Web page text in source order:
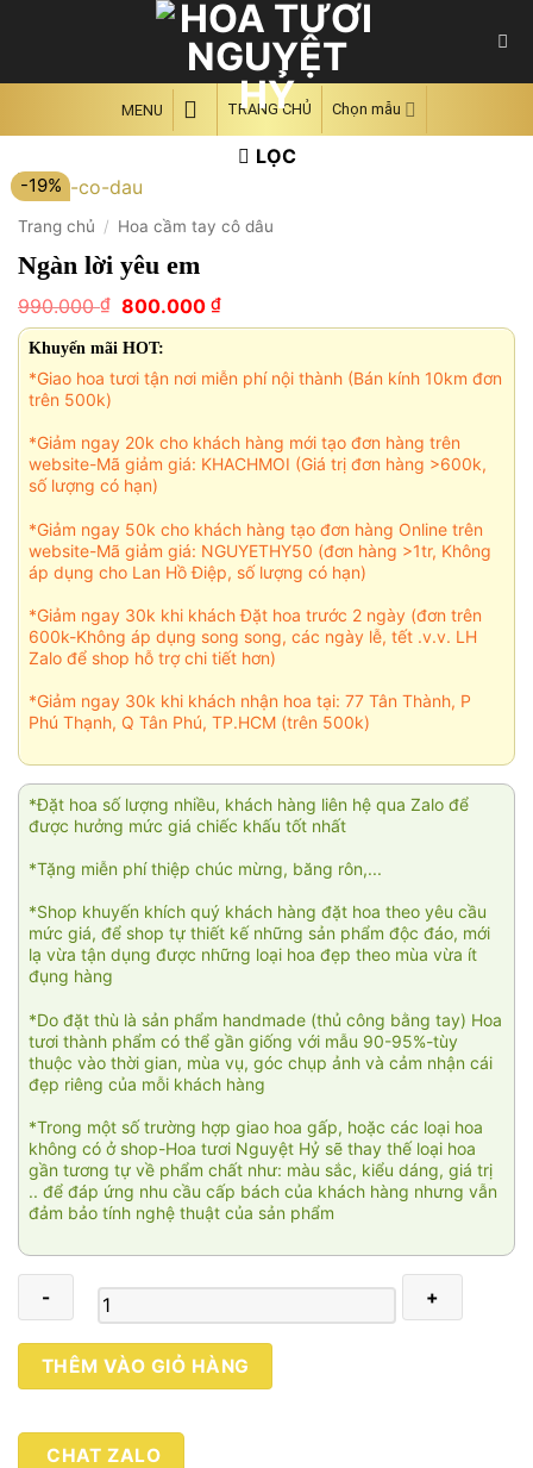
MENU TRANG CHỦ Chọn mẫu
LỌC
-19%
Trang chủ / Hoa cầm tay cô dâu
Ngàn lời yêu em
990.000₫ Giá
gốc
là:
990.000 ₫.
800.000 ₫Giá
hiện
800.000 ₫.
Khuyến mãi HOT:
*Giao hoa tươi tận nơi miễn phí nội thành (Bán kính 10km đơn
trên 500k)
*Giảm ngay 20k cho khách hàng mới tạo đơn hàng trên
website-Mã giảm giá: KHACHMOI (Giá trị đơn hàng >600k,
số lượng có hạn)
*Giảm ngay 50k cho khách hàng tạo đơn hàng Online trên
website-Mã giảm giá: NGUYETHY50 (đơn hàng >1tr, Không
áp dụng cho Lan Hồ Điệp, số lượng có hạn)
*Giảm ngay 30k khi khách Đặt hoa trước 2 ngày (đơn trên
600k-Không áp dụng song song, các ngày lễ, tết .v.v. LH
Zalo để shop hỗ trợ chi tiết hơn)
*Giảm ngay 30k khi khách nhận hoa tại: 77 Tân Thành, P
Phú Thạnh, Q Tân Phú, TP.HCM (trên 500k)
*Đặt hoa số lượng nhiều, khách hàng liên hệ qua Zalo để
được hưởng mức giá chiếc khấu tốt nhất
*Tặng miễn phí thiệp chúc mừng, băng rôn,...
*Shop khuyến khích quý khách hàng đặt hoa theo yêu cầu
mức giá, để shop tự thiết kế những sản phẩm độc đáo, mới
lạ vừa tận dụng được những loại hoa đẹp theo mùa vừa ít
đụng hàng
*Do đặt thù là sản phẩm handmade (thủ công bằng tay) Hoa
tươi thành phẩm có thể gần giống với mẫu 90-95%-tùy
thuộc vào thời gian, mùa vụ, góc chụp ảnh và cảm nhận cái
đẹp riêng của mỗi khách hàng
*Trong một số trường hợp giao hoa gấp, hoặc các loại hoa
không có ở shop-Hoa tươi Nguyệt Hỷ sẽ thay thế loại hoa
gần tương tự về phẩm chất như: màu sắc, kiểu dáng, giá trị
.. để đáp ứng nhu cầu cấp bách của khách hàng nhưng vẫn
đảm bảo tính nghệ thuật của sản phẩm
Ngàn
lời
em
THÊM VÀO GIỎ HÀNG
CHAT ZALO